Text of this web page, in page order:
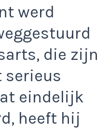
werd
die zijn
serieus
eindelijk
heeft hij